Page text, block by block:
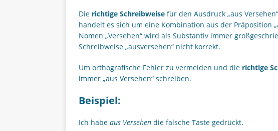
Die richtige Schreibweise für den Ausdruck „aus
handelt es sich um eine Kombination aus der Präposition
Nomen „Versehen“ wird als Substantiv immer
Schreibweise „ausversehen“ nicht korrekt.
Um orthografische Fehler zu vermeiden und die richtige
immer „aus Versehen“ schreiben.
Beispiel:
Ich habe aus Versehen die falsche Taste gedrückt.